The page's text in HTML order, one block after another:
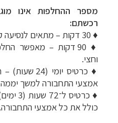
מספר ההחלפות אינו
רכשתם:
♦ 30 דקות – מתאים לנסיעה קצרה אחת או שתיים.
♦
90 דקות – מאפשר
וחצי.
♦
כרטיס יומי
אמצעי התחבורה למשך יממה
♦
כרטיס
כולל את כל אמצעי התחבורה.